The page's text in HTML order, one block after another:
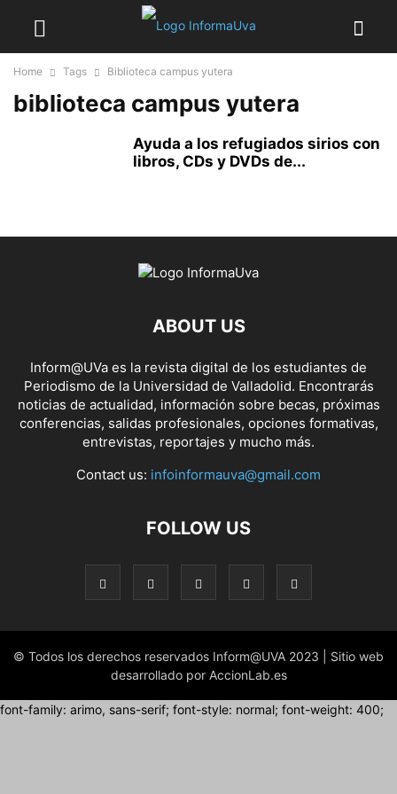
Home Tags Biblioteca campus yutera
biblioteca campus yutera
Ayuda a los refugiados sirios con
libros, CDs y DVDs de...
ABOUT US
Inform@UVa es la revista digital de los estudiantes de
Periodismo de la Universidad de Valladolid. Encontrarás
noticias de actualidad, información sobre becas, próximas
conferencias, salidas profesionales, opciones formativas,
entrevistas, reportajes y mucho más.
Contact us: infoinformauva@gmail.com
FOLLOW US
© Todos los derechos reservados Inform@UVA 2023 | Sitio web
desarrollado por AccionLab.es
font-family: arimo, sans-serif; font-style: normal; font-weight: 400;